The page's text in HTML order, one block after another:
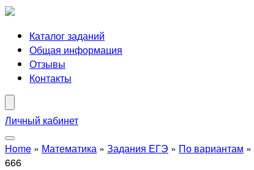
Каталог заданий
Общая информация
Отзывы
Контакты
Личный кабинет
Home » Математика » Задания ЕГЭ » По вариантам »
666